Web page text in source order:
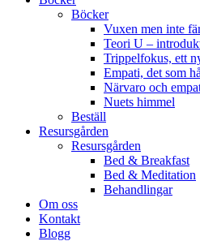
Böcker
Vuxen men inte
Teori U –
Trippelfokus, ett
Empati, det som
Närvaro och
Nuets himmel
Beställ
Resursgården
Resursgården
Bed & Breakfast
Bed & Meditation
Behandlingar
Om oss
Kontakt
Blogg